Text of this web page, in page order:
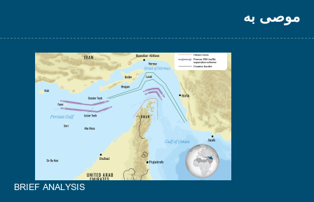
موصى به
BRIEF ANALYSIS